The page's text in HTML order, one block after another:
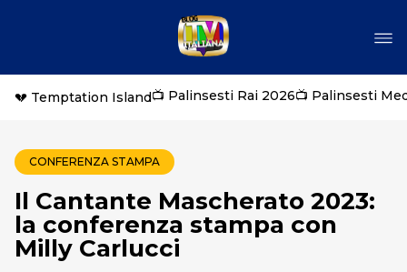
💔 Temptation Island📺 Palinsesti Rai 2026📺 Palinsesti
CONFERENZA STAMPA
Il Cantante Mascherato 2023:
la conferenza stampa con
Milly Carlucci